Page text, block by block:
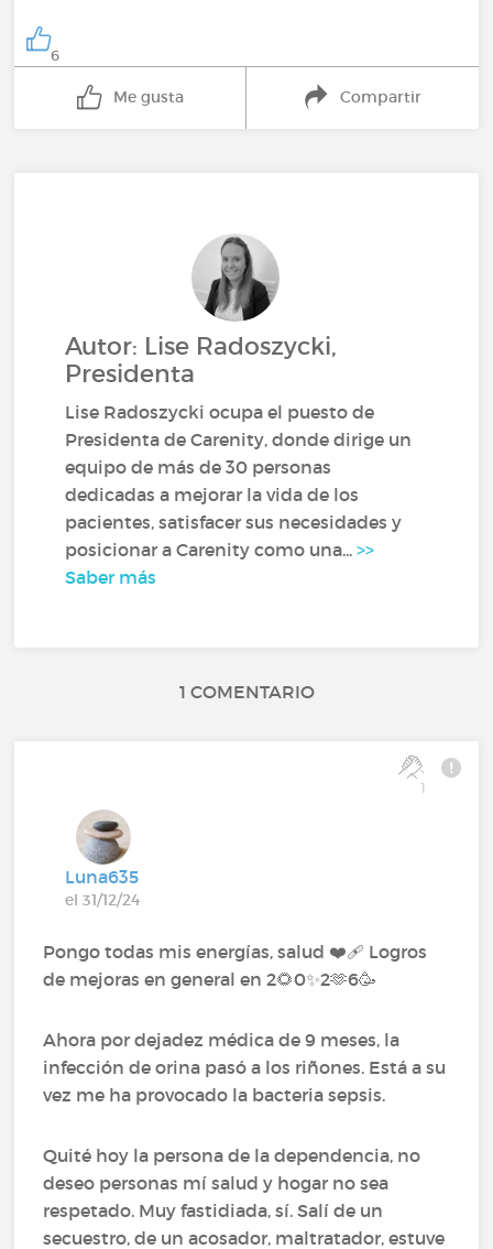
6
Me gusta Compartir
Autor: Lise Radoszycki,
Presidenta
Lise Radoszycki ocupa el puesto de
Presidenta de Carenity, donde dirige un
equipo de más de 30 personas
dedicadas a mejorar la vida de los
pacientes, satisfacer sus necesidades y
posicionar a Carenity como una...>>
Saber más
1 COMENTARIO
1
Luna635
el 31/12/24
Pongo todas mis energías, salud ❤️‍🩹 Logros
de mejoras en general en 2🌻0✨2🫶6🥳
Ahora por dejadez médica de 9 meses, la
infección de orina pasó a los riñones. Está a su
vez me ha provocado la bacteria sepsis.
Quité hoy la persona de la dependencia, no
deseo personas mí salud y hogar no sea
respetado. Muy fastidiada, sí. Salí de un
secuestro, de un acosador, maltratador, estuve